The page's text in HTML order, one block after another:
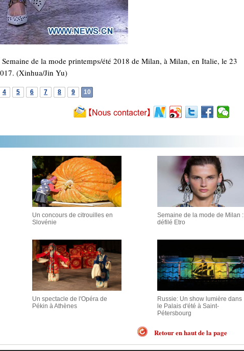
de la mode printemps/été 2018 de Milan, à Milan, en Italie, le 23
(Xinhua/Jin Yu)
4 5 6 7 8 9 10
Un concours de citrouilles en
Slovénie
Semaine de la mode de Milan :
défilé Etro
Un spectacle de l'Opéra de
Pékin à Athènes
Russie: Un show lumière dans
le Palais d'été à Saint-
Pétersbourg
Retour en haut de la page